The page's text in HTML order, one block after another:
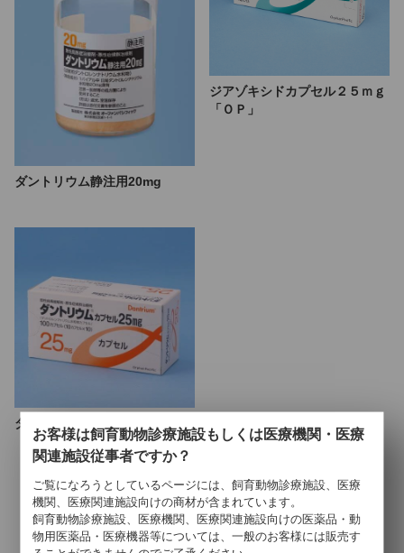
ダントリウム静注用20mg
ジアゾキシドカプセル２５ｍｇ
「ＯＰ」
ダントリウムカプセル２５ｍｇ
3件中 1〜3件目
お客様は飼育動物診療施設もしくは医療機関・医療
関連施設従事者ですか？
ご覧になろうとしているページには、飼育動物診療施設、医療
機関、医療関連施設向けの商材が含まれています。
飼育動物診療施設、医療機関、医療関連施設向けの医薬品・動
物用医薬品・医療機器等については、一般のお客様には販売す